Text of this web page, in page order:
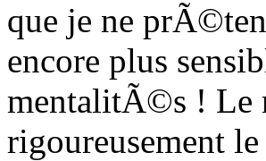
que je ne
encore plus
mentalitÃ©s ! Le
rigoureusement